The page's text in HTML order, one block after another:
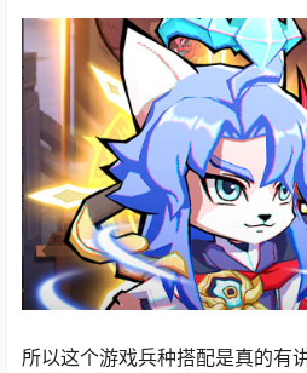
所以这个游戏兵种搭配是真的有